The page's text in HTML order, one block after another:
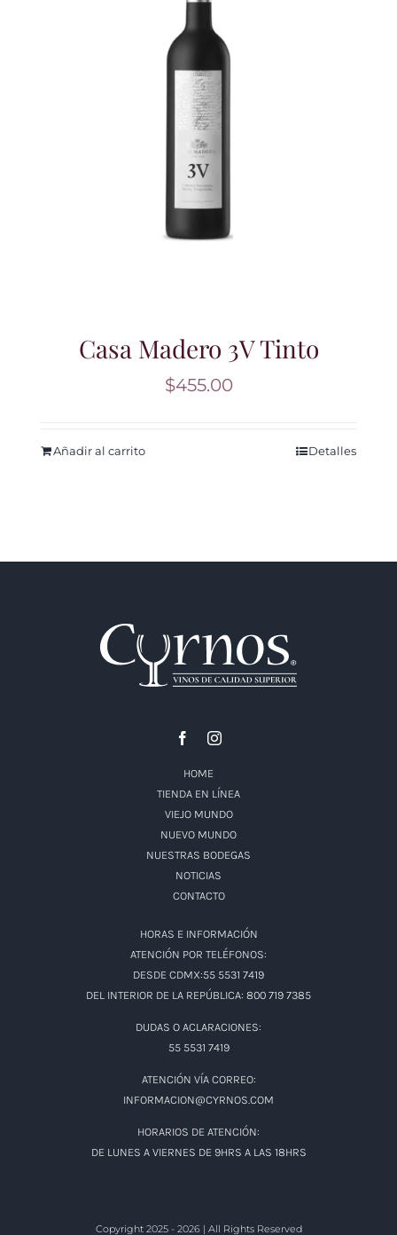
Casa Madero 3V Tinto
$455.00
Añadir al carrito Detalles
HOME
TIENDA EN LÍNEA
VIEJO MUNDO
NUEVO MUNDO
NUESTRAS BODEGAS
NOTICIAS
CONTACTO
HORAS E INFORMACIÓN
ATENCIÓN POR TELÉFONOS:
DESDE CDMX:55 5531 7419
DEL INTERIOR DE LA REPÚBLICA: 800 719 7385
DUDAS O ACLARACIONES:
55 5531 7419
ATENCIÓN VÍA CORREO:
INFORMACION@CYRNOS.COM
HORARIOS DE ATENCIÓN:
DE LUNES A VIERNES DE 9HRS A LAS 18HRS
Copyright 2025 - 2026 | All Rights Reserved